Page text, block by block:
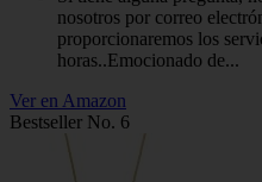
nosotros por correo
proporcionaremos los
horas..Emocionado de...
Ver en Amazon
Bestseller No. 6